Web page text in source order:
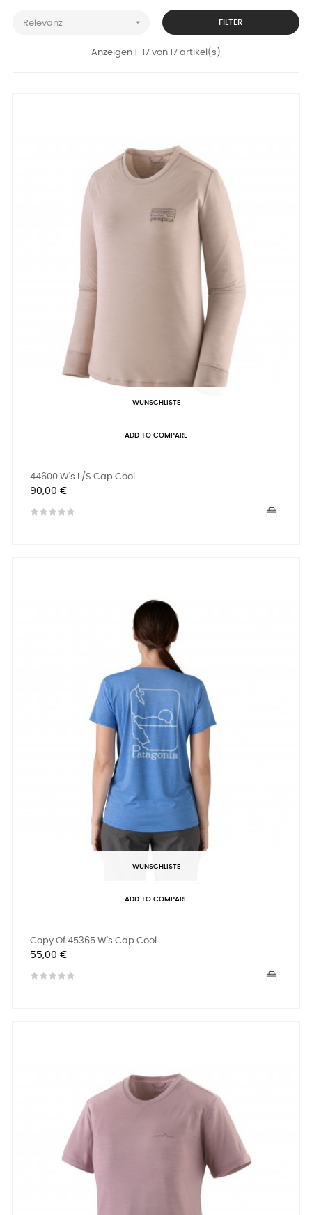
Relevanz  FILTER
Anzeigen 1-17 von 17 artikel(s)
WUNSCHLISTE
ADD TO COMPARE
44600 W's L/S Cap Cool...
Preis
90,00 €
WUNSCHLISTE
ADD TO COMPARE
Copy Of 45365 W's Cap Cool...
Preis
55,00 €